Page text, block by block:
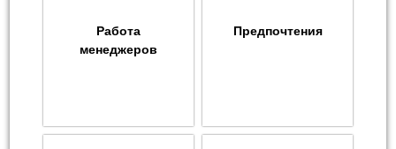
Работа
менеджеров
Предпочтения